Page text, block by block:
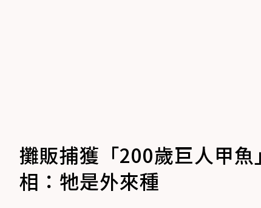
攤販捕獲「200歲巨人甲
相：牠是外來種